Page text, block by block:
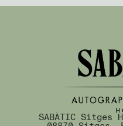
SABÀTIC